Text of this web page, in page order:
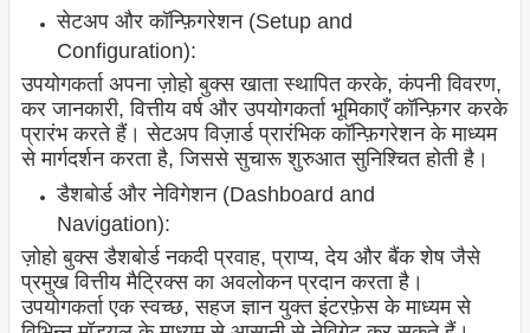
सेटअप और कॉन्फ़िगरेशन (Setup and
Configuration):
उपयोगकर्ता अपना ज़ोहो बुक्स खाता स्थापित करके, कंपनी विवरण,
कर जानकारी, वित्तीय वर्ष और उपयोगकर्ता भूमिकाएँ कॉन्फ़िगर करके
प्रारंभ करते हैं। सेटअप विज़ार्ड प्रारंभिक कॉन्फ़िगरेशन के माध्यम
से मार्गदर्शन करता है, जिससे सुचारू शुरुआत सुनिश्चित होती है।
डैशबोर्ड और नेविगेशन (Dashboard and
Navigation):
ज़ोहो बुक्स डैशबोर्ड नकदी प्रवाह, प्राप्य, देय और बैंक शेष जैसे
प्रमुख वित्तीय मैट्रिक्स का अवलोकन प्रदान करता है।
उपयोगकर्ता एक स्वच्छ, सहज ज्ञान युक्त इंटरफ़ेस के माध्यम से